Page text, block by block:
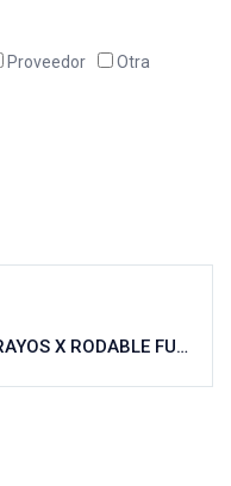
Proveedor Otra
RAYOS X RODABLE FUJI GO 2